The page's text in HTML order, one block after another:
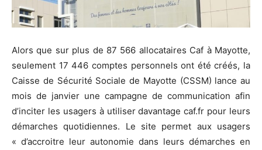
Alors que sur plus de 87 566 allocataires Caf à Mayotte,
seulement 17 446 comptes personnels ont été créés, la
Caisse de Sécurité Sociale de Mayotte (CSSM) lance au
mois de janvier une campagne de communication afin
d’inciter les usagers à utiliser davantage caf.fr pour leurs
démarches quotidiennes. Le site permet aux usagers
« d’accroitre leur autonomie dans leurs démarches en